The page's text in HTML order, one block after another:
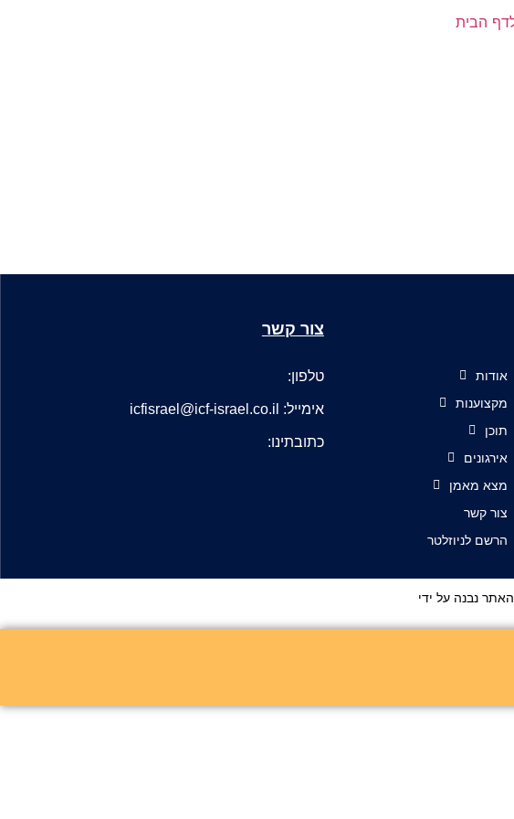
אודות
מקצוענות
תוכן
אירגונים
מצא מאמן
צור קשר
הרשם לניוזלטר
צור קשר
טלפון:
אימייל: icfisrael@icf-israel.co.il
כתובתינו:
האתר נבנה על ידי